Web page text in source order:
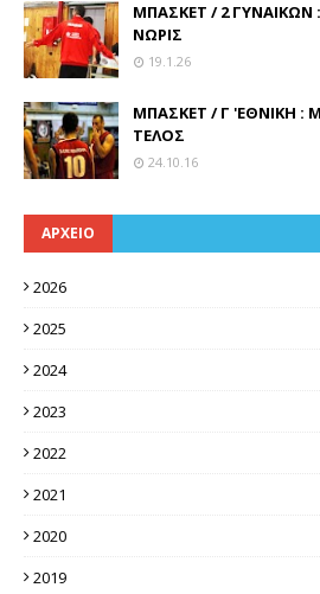
ΜΠΑΣΚΕΤ / 2 ΓΥΝΑΙΚΩΝ :
ΝΩΡΙΣ
19.1.26
ΜΠΑΣΚΕΤ / Γ 'ΕΘΝΙΚΗ :
ΤΕΛΟΣ
24.10.16
ΑΡΧΕΙΟ
2026
2025
2024
2023
2022
2021
2020
2019